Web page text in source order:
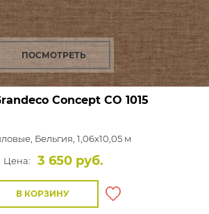
ПОСМОТРЕТЬ
Concept CO 1015
Бельгия, 1,06x10,05 м
Цена:
3 650 руб.
В КОРЗИНУ